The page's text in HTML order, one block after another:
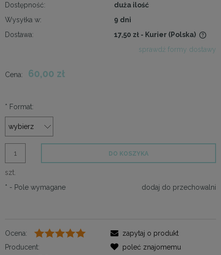
Dostępność:
duża ilość
Wysyłka w:
9 dni
Dostawa:
17,50 zł - Kurier (Polska)
sprawdź formy dostawy
Cena: 60,00 zł
* Format:
szt.
DO KOSZYKA
dodaj do przechowalni
* - Pole wymagane
Ocena:
Producent:
zapytaj o produkt
poleć znajomemu